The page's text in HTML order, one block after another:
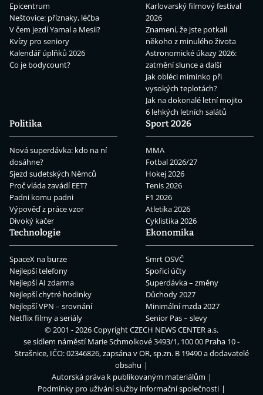
Epicentrum
Neštovice: příznaky, léčba
V čem jezdí Yamal a Mesii?
Kvízy pro seniory
Kalendář úplňků 2026
Co je bodycount?
Karlovarský filmový festival
2026
Znamení, že jste potkali
někoho z minulého života
Astronomické úkazy 2026:
zatmění slunce a další
Jak obléci miminko při
vysokých teplotách?
Jak na dokonalé letní mojito
6 lehkých letních salátů
Politika
Nová superdávka: kdo na ní
dosáhne?
Sjezd sudetských Němců
Proč vláda zavádí EET?
Padni komu padni
Výpověď z práce vzor
Divoký kačer
Sport 2026
MMA
Fotbal 2026/27
Hokej 2026
Tenis 2026
F1 2026
Atletika 2026
Cyklistika 2026
Technologie
SpaceX na burze
Nejlepší telefony
Nejlepší AI zdarma
Nejlepší chytré hodinky
Nejlepší VPN – srovnání
Netflix filmy a seriály
Ekonomika
Smrt OSVČ
Spořicí účty
Superdávka – změny
Důchody 2027
Minimální mzda 2027
Senior Pas – slevy
© 2001 - 2026 CopyrightCZECH NEWS CENTER a.s.
se sídlem náměstí Marie Schmolkové 3493/1, 100 00 Praha 10 -
Strašnice, IČO: 02346826, zapsána v OR, sp.zn. B 19490 a dodavatelé
obsahu
Autorská práva k publikovaným materiálům
Podmínky pro užívání služby informační společnosti